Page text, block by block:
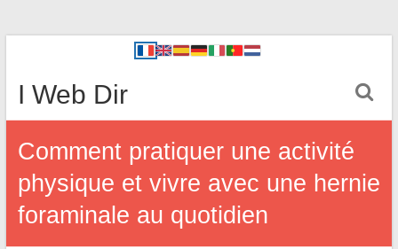
I Web Dir
Comment pratiquer une activité
physique et vivre avec une hernie
foraminale au quotidien